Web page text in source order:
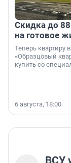
Скидка до
на готовое
Теперь квартиру
«Образцовый
купить со
6 августа, 18:00
ВСУ